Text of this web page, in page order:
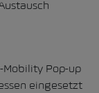
Mobility Pop-up
eingesetzt